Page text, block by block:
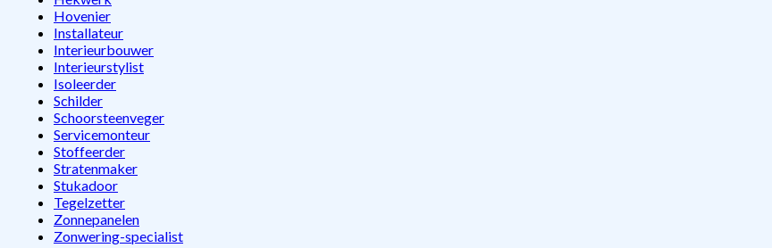
Hovenier
Installateur
Interieurbouwer
Interieurstylist
Isoleerder
Schilder
Schoorsteenveger
Servicemonteur
Stoffeerder
Stratenmaker
Stukadoor
Tegelzetter
Zonnepanelen
Zonwering-specialist